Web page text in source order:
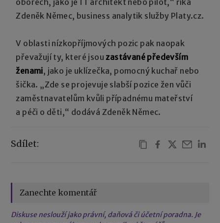
Zdeněk Němec, business analytik služby Platy.cz.
V oblasti nízkopříjmových pozic pak naopak
převažují ty, které jsouzastávané především
ženami, jako je uklízečka, pomocný kuchař nebo
šička. „Zde se projevuje slabší pozice žen vůči
zaměstnavatelům kvůli případnému mateřství
a péči o děti,“ dodává Zdeněk Němec.
Sdílet:
Zanechte komentář
Diskuse neslouží jako právní, daňová či účetní poradna. Je